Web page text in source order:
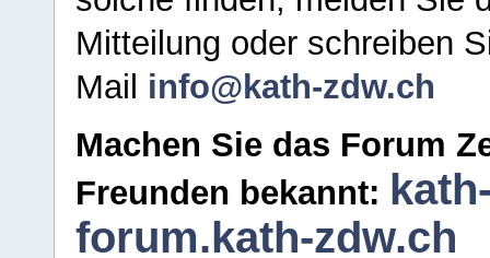
Mitteilung oder schreiben
Mail info@kath-zdw.ch
Machen Sie das Forum
Freunden bekannt:
forum.kath-zdw.ch